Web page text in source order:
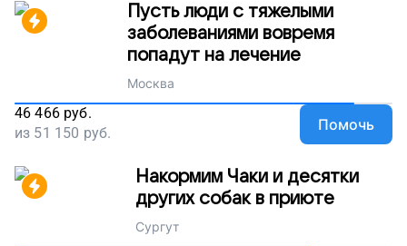
Пусть люди с тяжелыми
заболеваниями вовремя
попадут на лечение
Москва
46 466 руб.
из 51 150 руб. Помочь
Накормим Чаки и десятки
других собак в приюте
Сургут